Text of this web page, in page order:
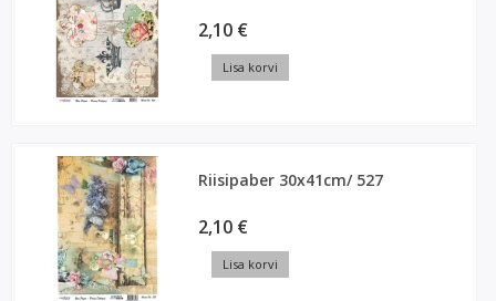
2,10 €
Lisa korvi
Riisipaber 30x41cm/ 527
2,10 €
Lisa korvi